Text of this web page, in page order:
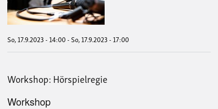
So, 17.9.2023 - 14:00-So, 17.9.2023 - 17:00
Workshop: Hörspielregie
Workshop